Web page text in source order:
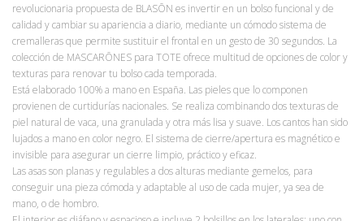
revolucionaria propuesta de BLASŌN es invertir en un bolso funcional y de
calidad y cambiar su apariencia a diario, mediante un cómodo sistema de
cremalleras que permite sustituir el frontal en un gesto de 30 segundos. La
colección de MASCARŌNES para TOTE ofrece multitud de opciones de color y
texturas para renovar tu bolso cada temporada.
Está elaborado 100% a mano en España. Las pieles que lo componen
provienen de curtidurías nacionales. Se realiza combinando dos texturas de
piel natural de vaca, una granulada y otra más lisa y suave. Los cantos han sido
lujados a mano en color negro. El sistema de cierre/apertura es magnético e
invisible para asegurar un cierre limpio, práctico y eficaz.
Las asas son planas y regulables a dos alturas mediante gemelos, para
conseguir una pieza cómoda y adaptable al uso de cada mujer, ya sea de
mano, o de hombro.